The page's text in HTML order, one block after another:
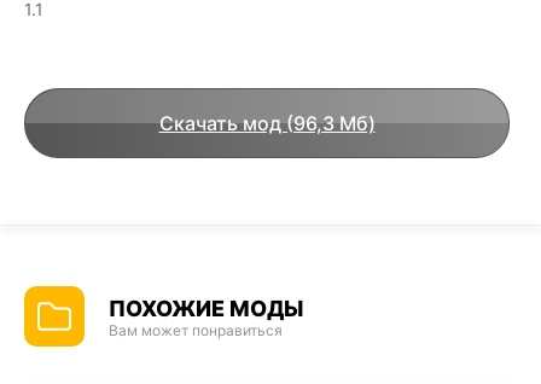
1.1
Скачать мод (96,3 Мб)
ПОХОЖИЕ МОДЫ
Вам может понравиться